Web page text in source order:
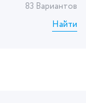
83 Вариантов
Найти